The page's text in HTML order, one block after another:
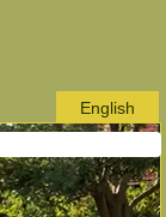
English